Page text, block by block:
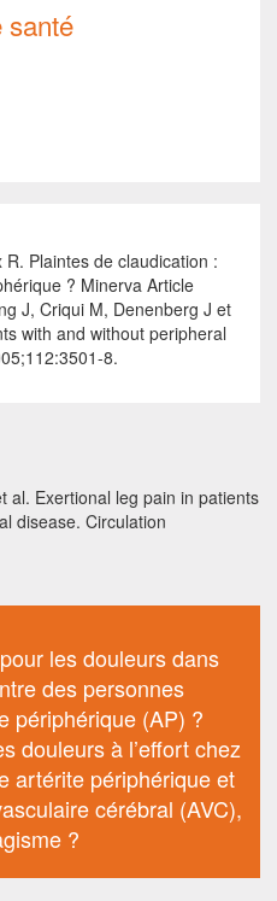
santé
Plaintes de claudication :
? Minerva Article
J, Criqui M, Denenberg J et
with and without peripheral
8.
al. Exertional leg pain in patients
disease. Circulation
les douleurs dans
des personnes
périphérique (AP) ?
douleurs à l’effort chez
artérite périphérique et
cérébral (AVC),
?